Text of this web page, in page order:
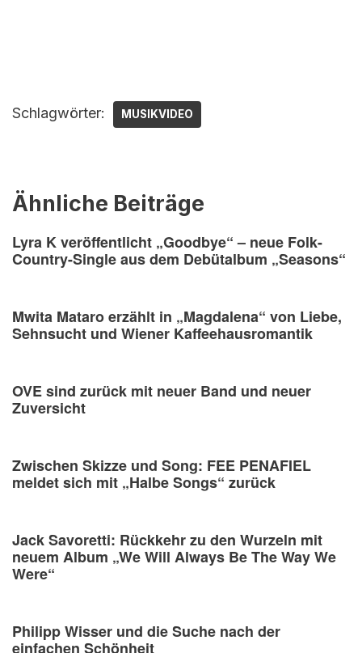
Schlagwörter: MUSIKVIDEO
Ähnliche Beiträge
Lyra K veröffentlicht „Goodbye“ – neue Folk-
Country-Single aus dem Debütalbum „Seasons“
Mwita Mataro erzählt in „Magdalena“ von Liebe,
Sehnsucht und Wiener Kaffeehausromantik
OVE sind zurück mit neuer Band und neuer
Zuversicht
Zwischen Skizze und Song: FEE PENAFIEL
meldet sich mit „Halbe Songs“ zurück
Jack Savoretti: Rückkehr zu den Wurzeln mit
neuem Album „We Will Always Be The Way We
Were“
Philipp Wisser und die Suche nach der
einfachen Schönheit